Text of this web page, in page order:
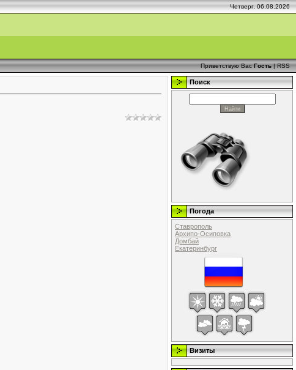
Четверг, 06.08.2026
Приветствую Вас Гость|RSS
Поиск
Погода
Ставрополь
Архипо-Осиповка
Домбай
Екатеринбург
Визиты